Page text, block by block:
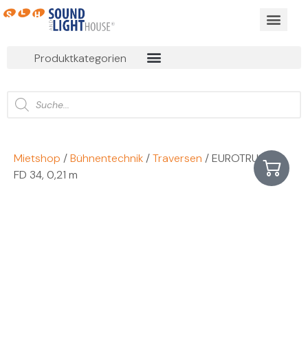
Produktkategorien
Mietshop /Bühnentechnik /Traversen / EUROTRUSS
FD 34, 0,21 m